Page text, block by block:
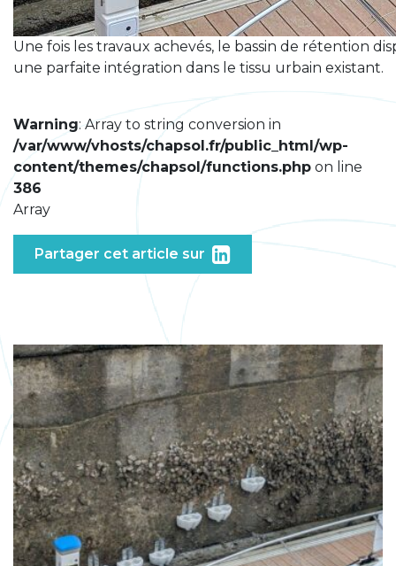
Une fois les travaux achevés, le bassin de rétention
une parfaite intégration dans le tissu urbain existant.
Warning: Array to string conversion in
/var/www/vhosts/chapsol.fr/public_html/wp-
content/themes/chapsol/functions.php on line
386
Array
Partager cet article sur